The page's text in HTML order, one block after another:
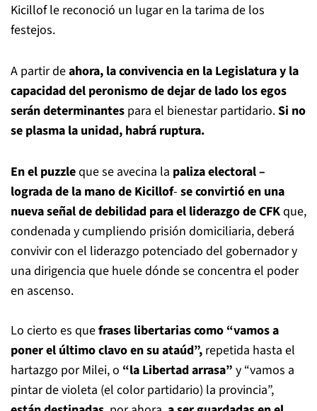
Kicillof le reconoció un lugar en la tarima de los
festejos.
A partir deahora, la convivencia en la Legislatura y la
capacidad del peronismo de dejar de lado los egos
serán determinantes para el bienestar partidario.Si no
se plasma la unidad, habrá ruptura.
En el puzzleque se avecina la paliza electoral –
lograda de la mano de Kicillof- se convirtió en una
nueva señal de debilidad parael liderazgo de CFKque,
condenada y cumpliendo prisión domiciliaria, deberá
convivir con el liderazgo potenciado del gobernador y
una dirigencia que huele dónde se concentra el poder
en ascenso.
Lo cierto es quefrases libertarias como “vamos a
poner el último clavo en su ataúd”, repetida hasta el
hartazgo por Milei, o “la Libertad arrasa” y “vamos a
pintar de violeta (el color partidario) la provincia”,